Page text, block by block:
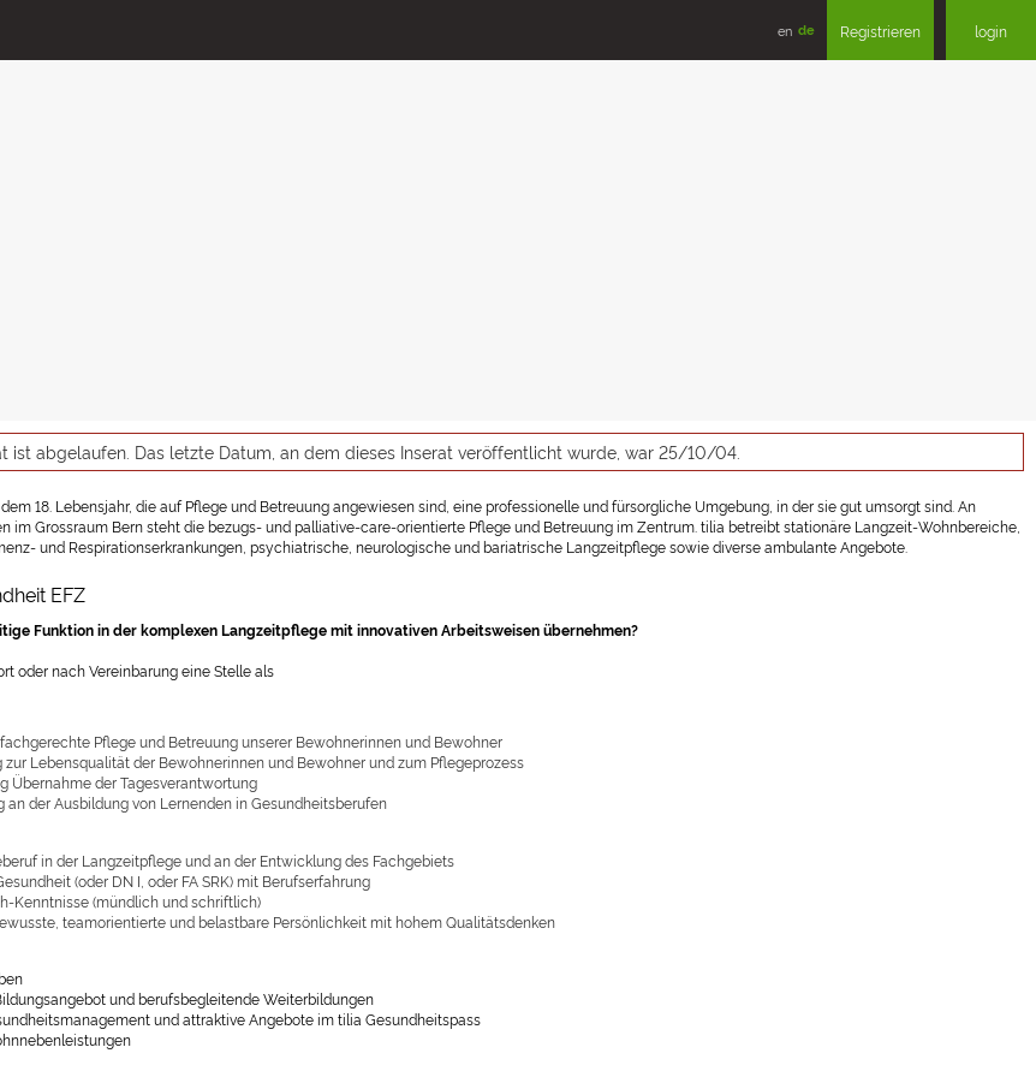
en de Registrieren login
ist abgelaufen. Das letzte Datum, an dem dieses Inserat veröffentlicht wurde, war 25/10/04.
18. Lebensjahr, die auf Pflege und Betreuung angewiesen sind, eine professionelle und fürsorgliche Umgebung, in der sie gut umsorgt sind. An
im Grossraum Bern steht die bezugs- und palliative-care-orientierte Pflege und Betreuung im Zentrum. tilia betreibt stationäre Langzeit-Wohnbereiche,
und Respirationserkrankungen, psychiatrische, neurologische und bariatrische Langzeitpflege sowie diverse ambulante Angebote.
EFZ
Funktion in der komplexen Langzeitpflege mit innovativen Arbeitsweisen übernehmen?
oder nach Vereinbarung eine Stelle als
Pflege und Betreuung unserer Bewohnerinnen und Bewohner
Lebensqualität der Bewohnerinnen und Bewohner und zum Pflegeprozess
Übernahme der Tagesverantwortung
an der Ausbildung von Lernenden in Gesundheitsberufen
in der Langzeitpflege und an der Entwicklung des Fachgebiets
(oder DN I, oder FA SRK) mit Berufserfahrung
Kenntnisse (mündlich und schriftlich)
teamorientierte und belastbare Persönlichkeit mit hohem Qualitätsdenken
und berufsbegleitende Weiterbildungen
und attraktive Angebote im tilia Gesundheitspass